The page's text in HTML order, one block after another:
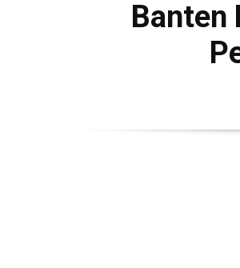
Banten